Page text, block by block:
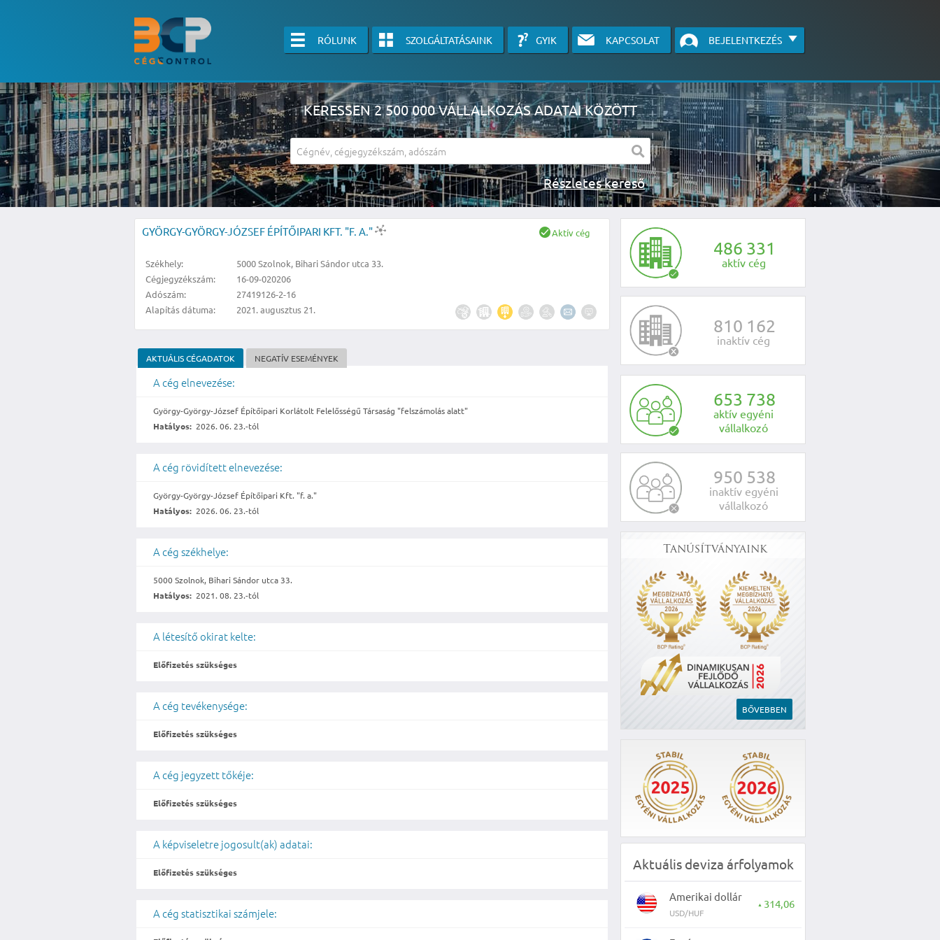
RÓLUNK SZOLGÁLTATÁSAINK GYIK KAPCSOLAT BEJELENTKEZÉS
KERESSEN 2 500 000 VÁLLALKOZÁS ADATAI KÖZÖTT
Részletes kereső
A részletes kereső csak belépett felhasználók számára érhető el, használatához kérjük jelentkezzen be, vagy vegye fel velünk a kapcsolatot az alábbi
486 331
aktív cég
810 162
inaktív cég
653 738
aktív egyéni
vállalkozó
950 538
inaktív egyéni
vállalkozó
Tanúsítványaink
BŐVEBBEN
Aktuális deviza árfolyamok
Amerikai dollár
USD/HUF
▲ 314,06
GYÖRGY-GYÖRGY-JÓZSEF ÉPÍTŐIPARI KFT. "F. A."
Székhely:
5000 Szolnok, Bihari Sándor utca 33.
Cégjegyzékszám:
16-09-020206
Adószám:
27419126-2-16
Alapítás dátuma:
2021. augusztus 21.
Aktív cég
AKTUÁLIS CÉGADATOK NEGATÍV ESEMÉNYEK
A cég elnevezése:
György-György-József Építőipari Korlátolt Felelősségű Társaság "felszámolás alatt"
Hatályos: 2026. 06. 23.-tól
A cég rövidített elnevezése:
György-György-József Építőipari Kft. "f. a."
Hatályos: 2026. 06. 23.-tól
A cég székhelye:
5000 Szolnok, Bihari Sándor utca 33.
Hatályos: 2021. 08. 23.-tól
A létesítő okirat kelte:
Előfizetés szükséges
A cég tevékenysége:
Előfizetés szükséges
A cég jegyzett tőkéje:
Előfizetés szükséges
A képviseletre jogosult(ak) adatai:
Előfizetés szükséges
A cég statisztikai számjele: